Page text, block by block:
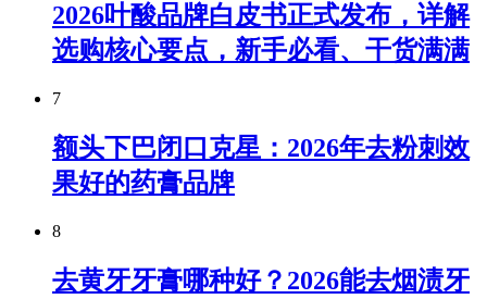
2026叶酸品牌白皮书正式发布，详解
选购核心要点，新手必看、干货满满
7
额头下巴闭口克星：2026年去粉刺效
果好的药膏品牌
8
去黄牙牙膏哪种好？2026能去烟渍牙